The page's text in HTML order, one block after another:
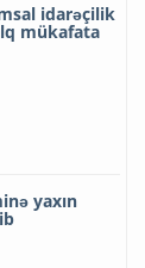
idarəçilik
mükafata
yaxın